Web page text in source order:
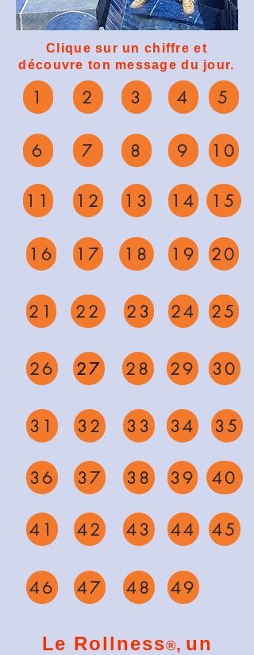
Clique sur un chiffre et
découvre ton message du jour.
1 2 3 4 5
6 7 8 9 10
11 12 13 14 15
16 17 18 19 20
21 22 23 24 25
26 27 28 29 30
31 32 33 34 35
36 37 38 39 40
41 42 43 44 45
46 47 48 49
Le Rollness®, un